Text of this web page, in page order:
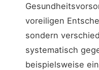
voreiligen
sondern
systematisch
beispielsweise